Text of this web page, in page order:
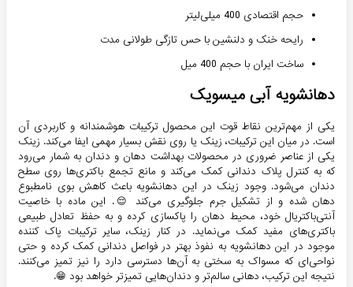
حجم اقتصادی 400 میلی‌لیتر
رایحه خنک و دلنشین با حس تازگی طولانی مدت
ساخت ایران با حجم 400 میل
دهانشویه آبی میسویک
یکی از مهم‌ترین نقاط قوت این محصول ترکیبات هوشمندانه و کاربردی آن
است. در میان این ترکیبات، زینک یا روی نقش بسیار مهمی ایفا می‌کند. زینک
یکی از عناصر ضروری در محصولات بهداشت دهان و دندان به شمار می‌رود
که به کنترل پلاک دندانی کمک می‌کند و مانع تجمع باکتری‌ها روی سطح
دندان می‌شود. وجود زینک در این دهانشویه باعث کاهش بوی نامطبوع
دهان شده و از تشکیل جرم جلوگیری می‌کند 😌. این ماده با خاصیت
آنتی‌باکتریال خود، محیط دهان را پاکسازی کرده و به حفظ تعادل طبیعی
باکتری‌های مفید کمک می‌نماید. در کنار زینک، سایر ترکیبات پاک کننده
موجود در این دهانشویه به نفوذ بهتر در فواصل دندانی کمک کرده و حتی
نواحی‌ای که مسواک به سختی به آن‌ها دسترسی دارد را نیز تمیز می‌کنند.
نتیجه این ترکیب، دهانی سالم‌تر و دندان‌هایی تمیزتر خواهد بود 😁.